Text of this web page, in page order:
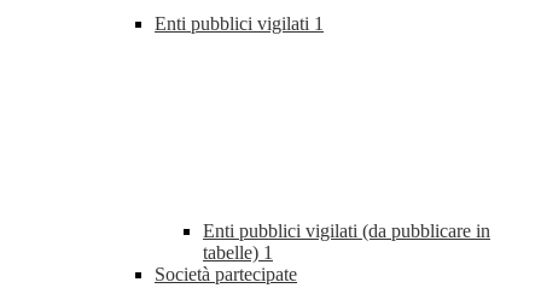
Enti pubblici vigilati 1
Enti pubblici vigilati (da pubblicare in
tabelle) 1
Società partecipate